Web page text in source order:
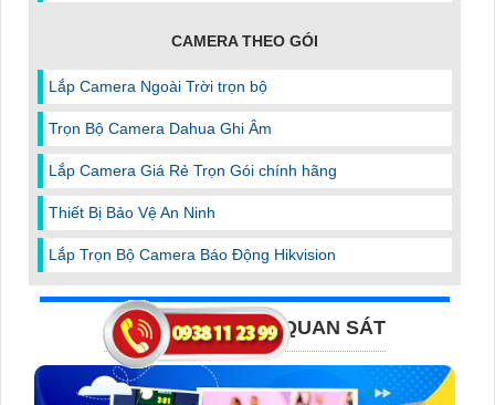
CAMERA THEO GÓI
Lắp Camera Ngoài Trời trọn bộ
Trọn Bộ Camera Dahua Ghi Âm
Lắp Camera Giá Rẻ Trọn Gói chính hãng
Thiết Bị Bảo Vệ An Ninh
Lắp Trọn Bộ Camera Báo Động Hikvision
BẢN TIN CAMERA QUAN SÁT